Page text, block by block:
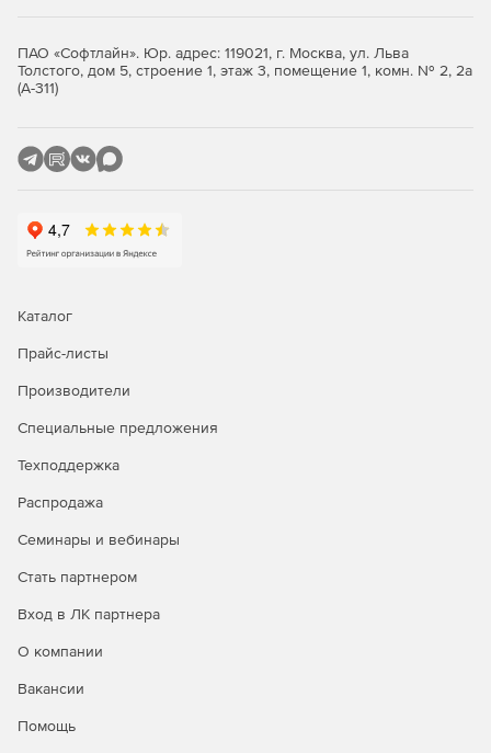
ПАО «Софтлайн». Юр. адрес: 119021, г. Москва, ул. Льва
Толстого, дом 5, строение 1, этаж 3, помещение 1, комн. № 2, 2а
(А-311)
Каталог
Прайс-листы
Производители
Специальные предложения
Техподдержка
Распродажа
Семинары и вебинары
Стать партнером
Вход в ЛК партнера
О компании
Вакансии
Помощь